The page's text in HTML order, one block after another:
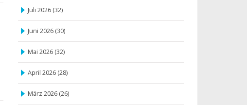
Juli 2026 (32)
Juni 2026 (30)
Mai 2026 (32)
April 2026 (28)
März 2026 (26)